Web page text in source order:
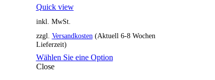
Quick view
inkl. MwSt.
zzgl. Versandkosten (Aktuell 6-8 Wochen
Lieferzeit)
Wählen Sie eine Option
Close